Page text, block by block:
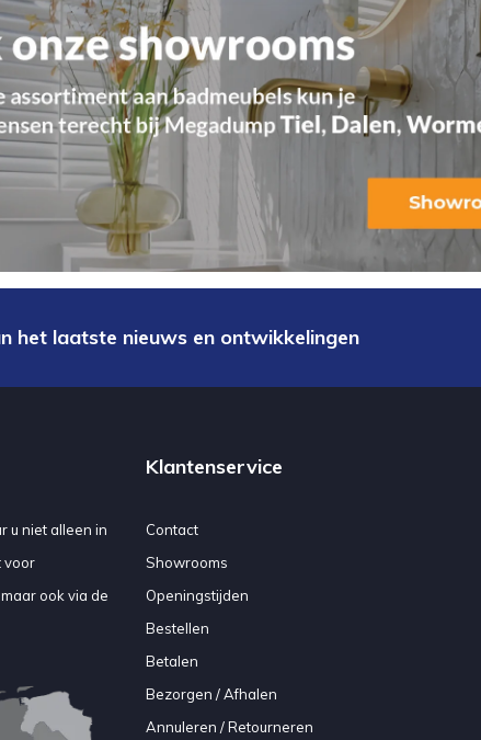
het laatste nieuws en ontwikkelingen
u niet alleen in
voor
ook via de
Klantenservice
Contact
Showrooms
Openingstijden
Bestellen
Betalen
Bezorgen / Afhalen
Annuleren / Retourneren